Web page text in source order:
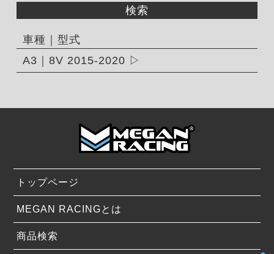
検索
車種｜型式
A3｜8V 2015-2020
トップページ
MEGAN RACINGとは
商品検索